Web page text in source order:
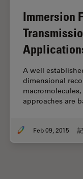
a Microscope
Immersion
A well
dimensional
approaches are
Feb 09, 2015